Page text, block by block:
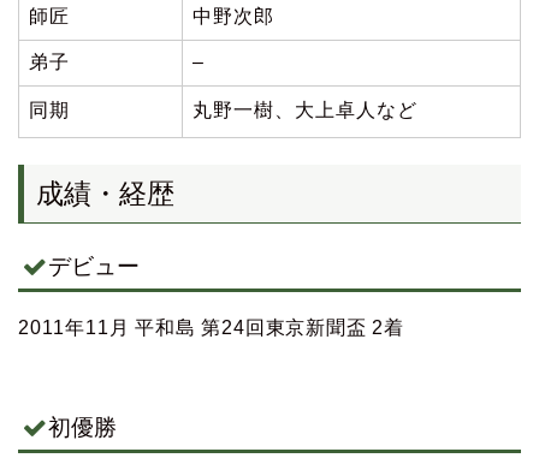
師匠 中野次郎
弟子 –
同期 丸野一樹、大上卓人など
成績・経歴
デビュー
2011年11月 平和島 第24回東京新聞盃 2着
初優勝